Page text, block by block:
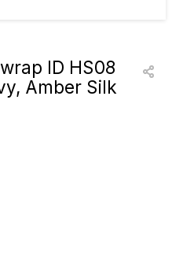
кольца
ID HS08
Amber Silk